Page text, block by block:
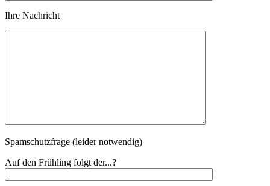
Ihre Nachricht
Spamschutzfrage (leider notwendig)
Auf den Frühling folgt der...?